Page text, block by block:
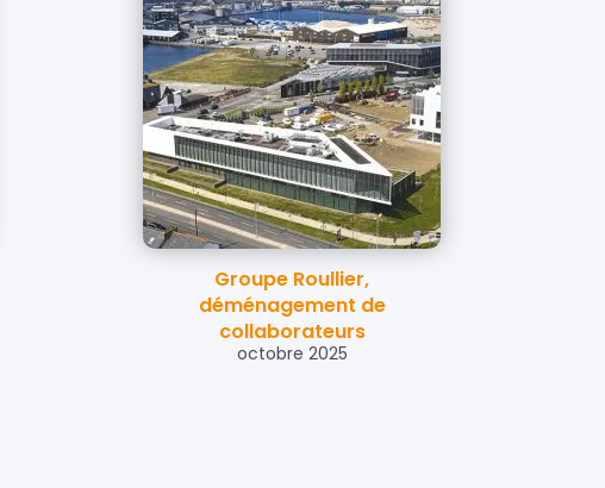
Groupe Roullier,
déménagement de
collaborateurs
octobre 2025